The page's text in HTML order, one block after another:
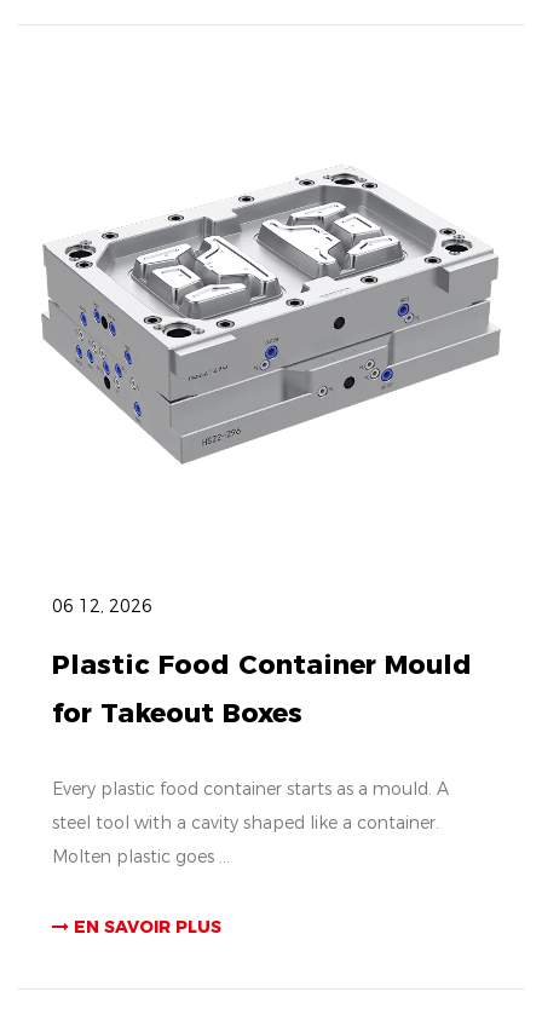
06 12, 2026
Plastic Food Container Mould
for Takeout Boxes
Every plastic food container starts as a mould. A
steel tool with a cavity shaped like a container.
Molten plastic goes ...
EN SAVOIR PLUS